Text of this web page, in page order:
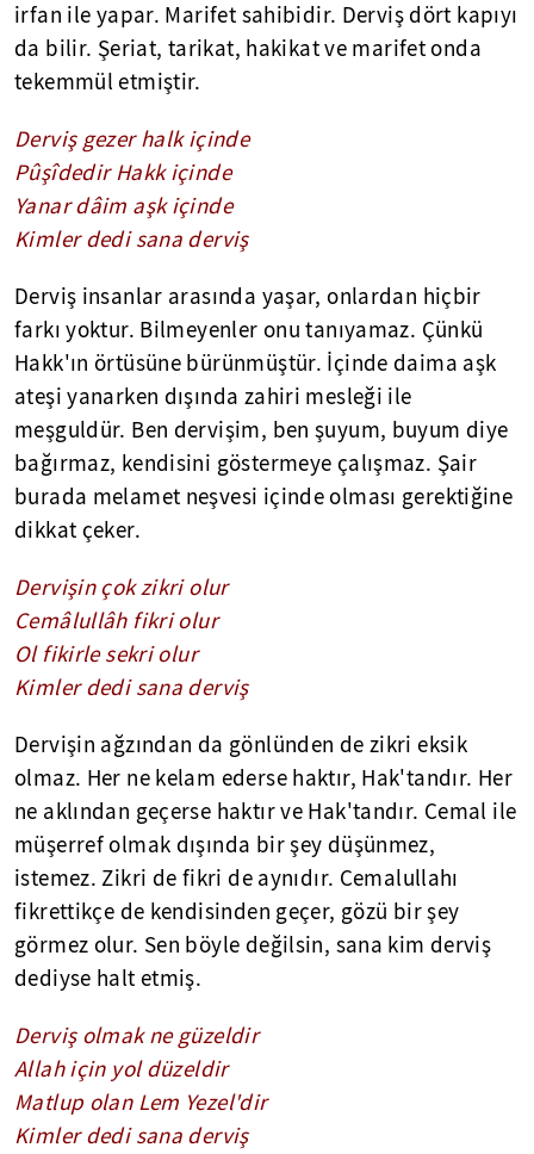
irfan ile yapar. Marifet sahibidir. Derviş dört kapıyı
da bilir. Şeriat, tarikat, hakikat ve marifet onda
tekemmül etmiştir.
Derviş gezer halk içinde
Pûşîdedir Hakk içinde
Yanar dâim aşk içinde
Kimler dedi sana derviş
Derviş insanlar arasında yaşar, onlardan hiçbir
farkı yoktur. Bilmeyenler onu tanıyamaz. Çünkü
Hakk'ın örtüsüne bürünmüştür. İçinde daima aşk
ateşi yanarken dışında zahiri mesleği ile
meşguldür. Ben dervişim, ben şuyum, buyum diye
bağırmaz, kendisini göstermeye çalışmaz. Şair
burada melamet neşvesi içinde olması gerektiğine
dikkat çeker.
Dervişin çok zikri olur
Cemâlullâh fikri olur
Ol fikirle sekri olur
Kimler dedi sana derviş
Dervişin ağzından da gönlünden de zikri eksik
olmaz. Her ne kelam ederse haktır, Hak'tandır. Her
ne aklından geçerse haktır ve Hak'tandır. Cemal ile
müşerref olmak dışında bir şey düşünmez,
istemez. Zikri de fikri de aynıdır. Cemalullahı
fikrettikçe de kendisinden geçer, gözü bir şey
görmez olur. Sen böyle değilsin, sana kim derviş
dediyse halt etmiş.
Derviş olmak ne güzeldir
Allah için yol düzeldir
Matlup olan Lem Yezel'dir
Kimler dedi sana derviş